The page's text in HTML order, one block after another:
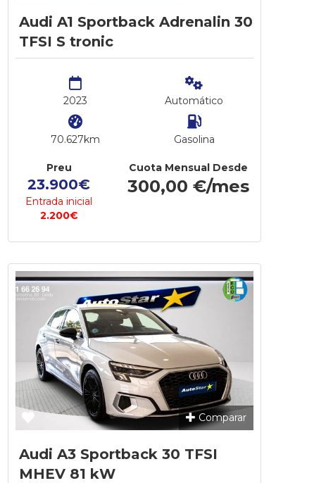
Audi A1 Sportback Adrenalin 30
TFSI S tronic
2023
70.627km
Automático
Gasolina
Preu
23.900€
Entrada inicial
2.200€
Cuota Mensual Desde
300,00 €/mes
Comparar
Audi A3 Sportback 30 TFSI
MHEV 81 kW